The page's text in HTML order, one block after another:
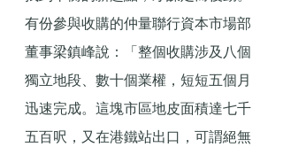
有份參與收購的仲量聯行資本市場部
董事梁鎮峰說：「整個收購涉及八個
獨立地段、數十個業權，短短五個月
迅速完成。這塊市區地皮面積達七千
五百呎，又在港鐵站出口，可謂絕無